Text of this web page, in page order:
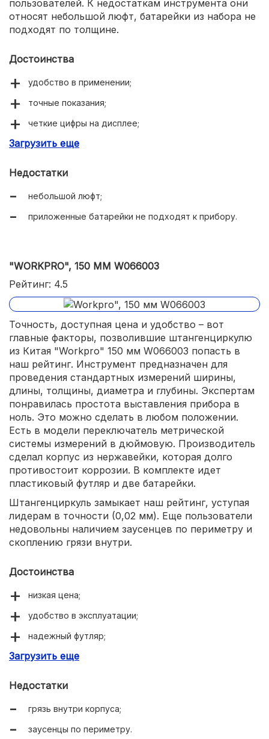
пользователей. К недостаткам инструмента они
относят небольшой люфт, батарейки из набора не
подходят по толщине.
Достоинства
удобство в применении;
точные показания;
четкие цифры на дисплее;
корпус из нержавейки.
Загрузить еще
Недостатки
небольшой люфт;
приложенные батарейки не подходят к прибору.
"WORKPRO", 150 ММ W066003
Рейтинг: 4.5
Точность, доступная цена и удобство – вот
главные факторы, позволившие штангенциркулю
из Китая "Workpro" 150 мм W066003 попасть в
наш рейтинг. Инструмент предназначен для
проведения стандартных измерений ширины,
длины, толщины, диаметра и глубины. Экспертам
понравилась простота выставления прибора в
ноль. Это можно сделать в любом положении.
Есть в модели переключатель метрической
системы измерений в дюймовую. Производитель
сделал корпус из нержавейки, которая долго
противостоит коррозии. В комплекте идет
пластиковый футляр и две батарейки.
Штангенциркуль замыкает наш рейтинг, уступая
лидерам в точности (0,02 мм). Еще пользователи
недовольны наличием заусенцев по периметру и
скоплению грязи внутри.
Достоинства
низкая цена;
удобство в эксплуатации;
надежный футляр;
простое выставление нуля.
Загрузить еще
Недостатки
грязь внутри корпуса;
заусенцы по периметру.